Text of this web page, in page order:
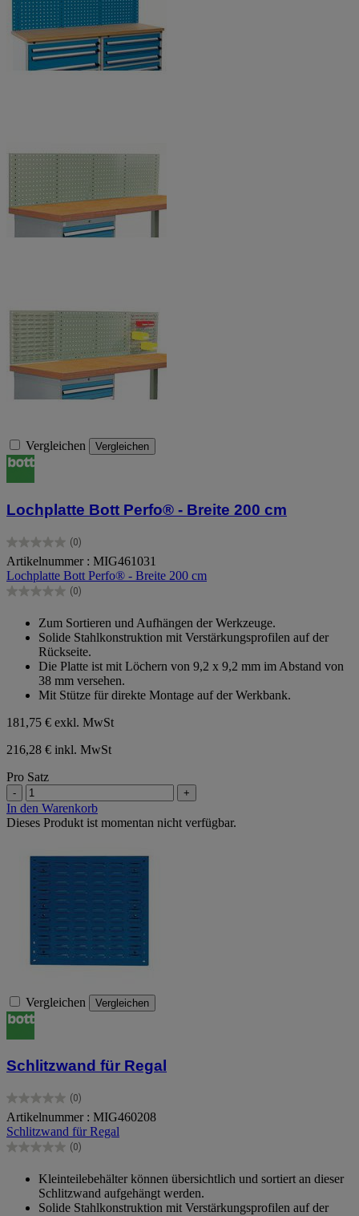
Vergleichen Vergleichen
Lochplatte Bott Perfo® - Breite 200 cm
(0)
0.0
von
5
Sternen.
Artikelnummer : MIG461031
Lochplatte Bott Perfo® - Breite 200 cm
(0)
0.0
Sternen.
Zum Sortieren und Aufhängen der Werkzeuge.
Solide Stahlkonstruktion mit Verstärkungsprofilen auf der
Rückseite.
Die Platte ist mit Löchern von 9,2 x 9,2 mm im Abstand von
38 mm versehen.
Mit Stütze für direkte Montage auf der Werkbank.
181,75 € exkl. MwSt
216,28 € inkl. MwSt
Pro Satz
- +
In den Warenkorb
Dieses Produkt ist momentan nicht verfügbar.
Vergleichen Vergleichen
Schlitzwand für Regal
(0)
0.0
von
5
Sternen.
Artikelnummer : MIG460208
Schlitzwand für Regal
(0)
0.0
Sternen.
Kleinteilebehälter können übersichtlich und sortiert an dieser
Schlitzwand aufgehängt werden.
Solide Stahlkonstruktion mit Verstärkungsprofilen auf der